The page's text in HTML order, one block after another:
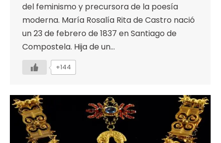
del feminismo y precursora de la poesía
moderna. María Rosalía Rita de Castro nació
un 23 de febrero de 1837 en Santiago de
Compostela. Hija de un…
+144